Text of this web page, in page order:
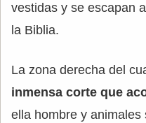
vestidas y se escapan
la Biblia.
La zona derecha del
inmensa corte que
ella hombre y